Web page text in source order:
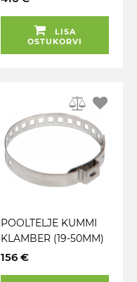
LISA
OSTUKORVI
POOLTELJE KUMMI
KLAMBER (19-50MM)
HIND 1TK KS TOOLS
156 €